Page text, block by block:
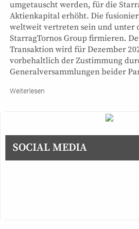
umgetauscht werden, für die
Aktienkapital erhöht. Die
weltweit vertreten sein und unter
StarragTornos Group firmieren.
Transaktion wird für Dezember
vorbehaltlich der Zustimmung
Generalversammlungen beider
Weiterlesen
SOCIAL MEDIA